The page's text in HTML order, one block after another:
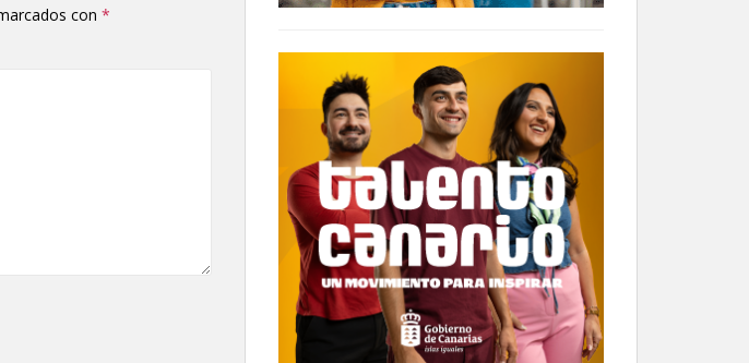
con *